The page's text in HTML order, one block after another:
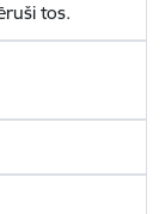
tos.